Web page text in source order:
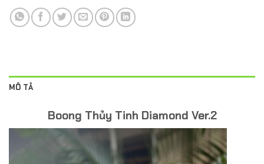
MÔ TẢ
Boong Thủy Tinh Diamond Ver.2